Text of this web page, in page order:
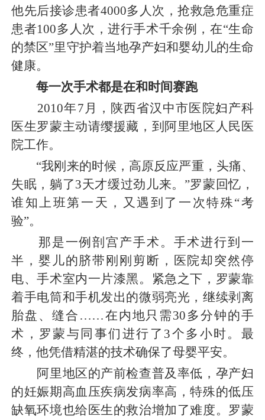
他先后接诊患者4000多人次，抢救急危重症
患者100多人次，进行手术千余例，在“生命
的禁区”里守护着当地孕产妇和婴幼儿的生命
健康。
每一次手术都是在和时间赛跑
2010年7月，陕西省汉中市医院妇产科
医生罗蒙主动请缨援藏，到阿里地区人民医
院工作。
“我刚来的时候，高原反应严重，头痛、
失眠，躺了3天才缓过劲儿来。”罗蒙回忆，
谁知上班第一天，又遇到了一次特殊“考
验”。
那是一例剖宫产手术。手术进行到一
半，婴儿的脐带刚刚剪断，医院却突然停
电、手术室内一片漆黑。紧急之下，罗蒙靠
着手电筒和手机发出的微弱亮光，继续剥离
胎盘、缝合……在内地只需30多分钟的手
术，罗蒙与同事们进行了3个多小时。最
终，他凭借精湛的技术确保了母婴平安。
阿里地区的产前检查普及率低，孕产妇
的妊娠期高血压疾病发病率高，特殊的低压
缺氧环境也给医生的救治增加了难度。罗蒙